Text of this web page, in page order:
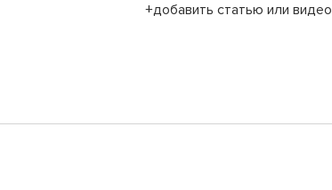
+добавить статью или видео